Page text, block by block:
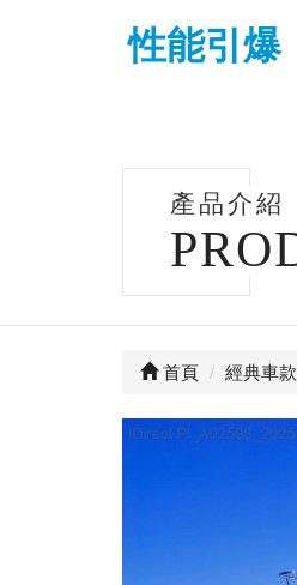
性能引爆
產品介紹
首頁 經典車